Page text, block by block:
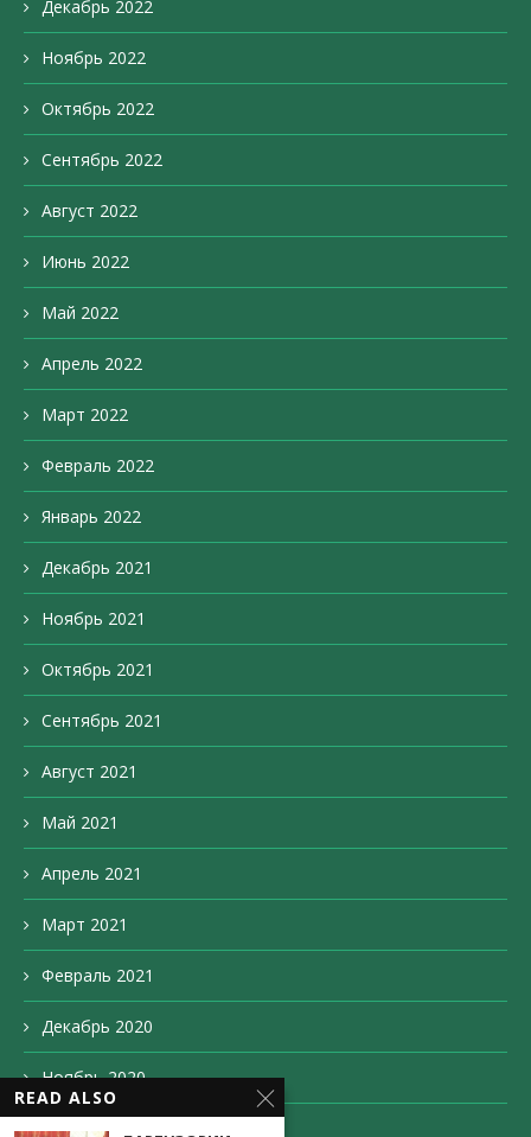
Декабрь 2022
Ноябрь 2022
Октябрь 2022
Сентябрь 2022
Август 2022
Июнь 2022
Май 2022
Апрель 2022
Март 2022
Февраль 2022
Январь 2022
Декабрь 2021
Ноябрь 2021
Октябрь 2021
Сентябрь 2021
Август 2021
Май 2021
Апрель 2021
Март 2021
Февраль 2021
Декабрь 2020
Ноябрь 2020
Октябрь 2020
READ ALSO